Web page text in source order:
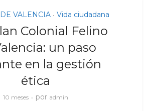
VALENCIA • Vida ciudadana
Colonial Felino
un paso
en la gestión
ética
10 meses por admin